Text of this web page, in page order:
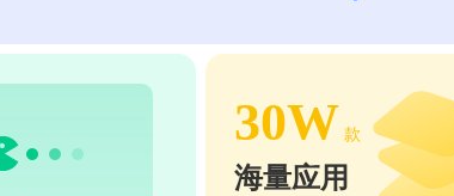
30W 款
海量应用